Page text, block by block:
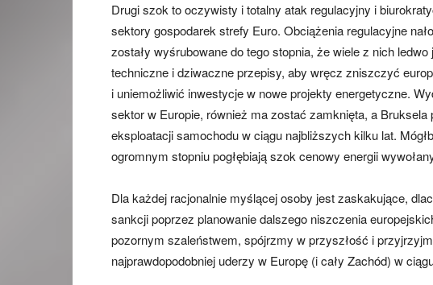
Drugi szok to oczywisty i totalny atak regulacyjny i
sektory gospodarek strefy Euro. Obciążenia regulacyjne
zostały wyśrubowane do tego stopnia, że ​​wiele z nich
techniczne i dziwaczne przepisy, aby wręcz zniszczyć
i uniemożliwić inwestycje w nowe projekty energetyczne.
sektor w Europie, również ma zostać zamknięta, a
eksploatacji samochodu w ciągu najbliższych kilku lat.
ogromnym stopniu pogłębiają szok cenowy energii
Dla każdej racjonalnie myślącej osoby jest zaskakujące,
sankcji poprzez planowanie dalszego niszczenia
pozornym szaleństwem, spójrzmy w przyszłość i
najprawdopodobniej uderzy w Europę (i cały Zachód) w